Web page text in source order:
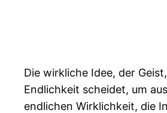
Die wirkliche Idee, der
Endlichkeit scheidet, um
endlichen Wirklichkeit, die